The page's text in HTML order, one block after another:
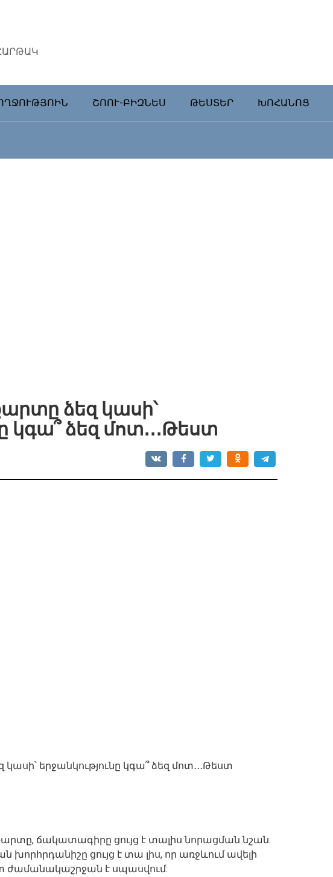
ՇՈՈՒ-ԲԻԶՆԵՍ ԹԵՍՏԵՐ ԽՈՀԱՆՈՑ
ձեզ կասի՝
կգա՞ ձեզ մոտ․․․Թեստ
երջանկությունը կգա՞ ձեզ մոտ․․․Թեստ
ճակատագիրը ցույց է տալիս նորացման նշան:
խորհրդանիշը ցույց է տա լիս, որ առջևում ավելի
է սպասվում: